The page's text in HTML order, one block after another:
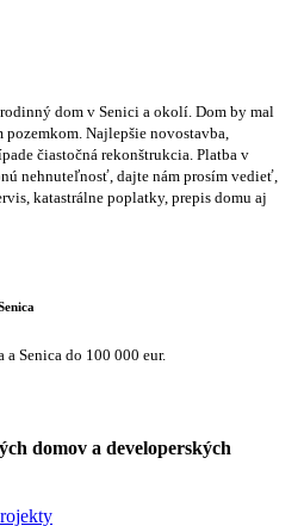
dom v Senici a okolí. Dom by mal
Najlepšie novostavba,
čiastočná rekonštrukcia. Platba v
nehnuteľnosť, dajte nám prosím vedieť,
katastrálne poplatky, prepis domu aj
Senica do 100 000 eur.
domov a developerských